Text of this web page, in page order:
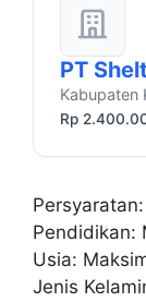
PT
Kabupaten
Rp
Persyaratan:
Pendidikan:
Usia:
Jenis